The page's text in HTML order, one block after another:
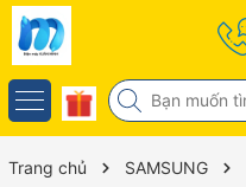
Trang chủ SAMSUNG